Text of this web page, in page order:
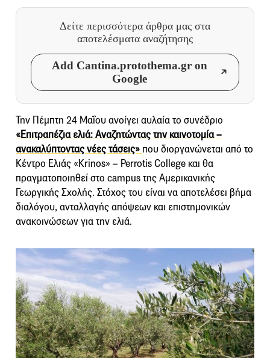
Δείτε περισσότερα άρθρα μας στα
αποτελέσματα αναζήτησης
Add Cantina.protothema.gr on
Google
Την Πέμπτη 24 Μαΐου ανοίγει αυλαία το συνέδριο
«Επιτραπέζια ελιά: Αναζητώντας την καινοτομία –
ανακαλύπτοντας νέες τάσεις» που διοργανώνεται από το
Κέντρο Ελιάς «Krinos» – Perrotis College και θα
πραγματοποιηθεί στο campus της Αμερικανικής
Γεωργικής Σχολής. Στόχος του είναι να αποτελέσει βήμα
διαλόγου, ανταλλαγής απόψεων και επιστημονικών
ανακοινώσεων για την ελιά.